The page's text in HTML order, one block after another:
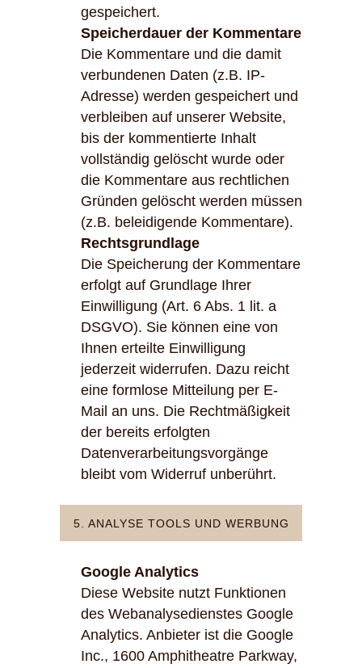
gespeichert.
Speicherdauer der Kommentare
Die Kommentare und die damit
verbundenen Daten (z.B. IP-
Adresse) werden gespeichert und
verbleiben auf unserer Website,
bis der kommentierte Inhalt
vollständig gelöscht wurde oder
die Kommentare aus rechtlichen
Gründen gelöscht werden müssen
(z.B. beleidigende Kommentare).
Rechtsgrundlage
Die Speicherung der Kommentare
erfolgt auf Grundlage Ihrer
Einwilligung (Art. 6 Abs. 1 lit. a
DSGVO). Sie können eine von
Ihnen erteilte Einwilligung
jederzeit widerrufen. Dazu reicht
eine formlose Mitteilung per E-
Mail an uns. Die Rechtmäßigkeit
der bereits erfolgten
Datenverarbeitungsvorgänge
bleibt vom Widerruf unberührt.
5. ANALYSE TOOLS UND WERBUNG
Google Analytics
Diese Website nutzt Funktionen
des Webanalysedienstes Google
Analytics. Anbieter ist die Google
Inc., 1600 Amphitheatre Parkway,